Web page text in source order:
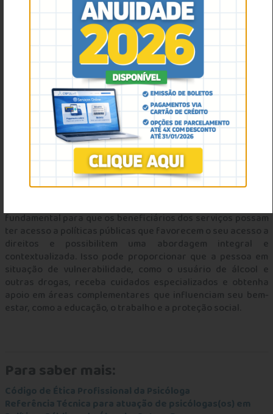
psicólogas nos Centros de Atenção Psicossocial (CAPS), com
a promulgação da Lei da Reforma Psiquiátrica (nº
10.216/2001), iniciou-se também o processo de construção
da Política Nacional de Álcool e outras Drogas e da Saúde
Mental Infanto-Juvenil. A partir de 2002, o Ministério da
Saúde passou a implementar programas em todo o país,
reconhecendo o uso prejudicial de substâncias como um
problema significativo de saúde pública e criando uma
política pública específica voltada para a saúde mental. A
principal estratégia adotada é ampliar o acesso ao
tratamento, compreendendo o problema de forma integral e
dinâmica, e promovendo a redução de danos (Decreto nº
4.345, de 26 de agosto de 2002).
A articulação entre as diferentes políticas públicas, como
fundamental para que os beneficiários dos serviços possam
ter acesso a políticas públicas que favorecem o seu acesso a
direitos e possibilitem uma abordagem integral e
contextualizada. Isso pode proporcionar que a pessoa em
situação de vulnerabilidade, como o usuário de álcool e
outras drogas, receba cuidados especializados e obtenha
apoio em áreas complementares que influenciam seu bem-
estar, como a educação, o trabalho e a proteção social.
Para saber mais:
Código de Ética Profissional da Psicóloga
Referência Técnica para atuação de psicólogas(os) em